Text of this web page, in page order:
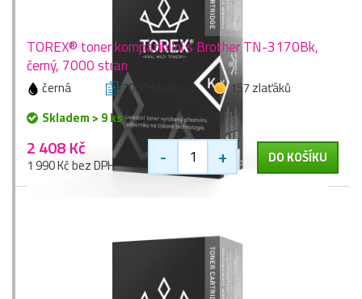
TOREX® toner kompatibilní s Brother TN-3170Bk,
černý, 7000 stran
černá 7000 stran
157 zlaťáků
Skladem > 9 ks
2 408 Kč
1 990 Kč bez DPH - + DO KOŠÍKU